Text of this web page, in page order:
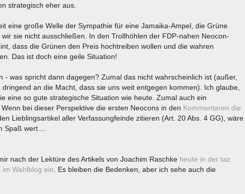
strategisch eher aus.
eine große Welle der Sympathie für eine Jamaika-Ampel, die Grüne
sie nicht ausschließen. In den Trollhöhlen der FDP-nahen Neocon-
dass die Grünen den Preis hochtreiben wollen und die wahren
Das ist doch eine geile Situation!
- was spricht dann dagegen? Zumal das nicht wahrscheinlich ist (außer,
an die Macht, dass sie uns weit entgegen kommen). Ich glaube,
eine so gute strategische Situation wie heute. Zumal auch ein
bei dieser Perspektive die ersten Neocons in den Kommentaren die
Lieblingsartikel aller Verfassungfeinde zitieren (Art. 20 Abs. 4 GG), wäre
Spaß wert....
nach der Lektüre des Artikels von Joachim Raschke heute in der taz
im Wahlblog ein. Es bleiben die Bedenken, aber ich sehe auch die